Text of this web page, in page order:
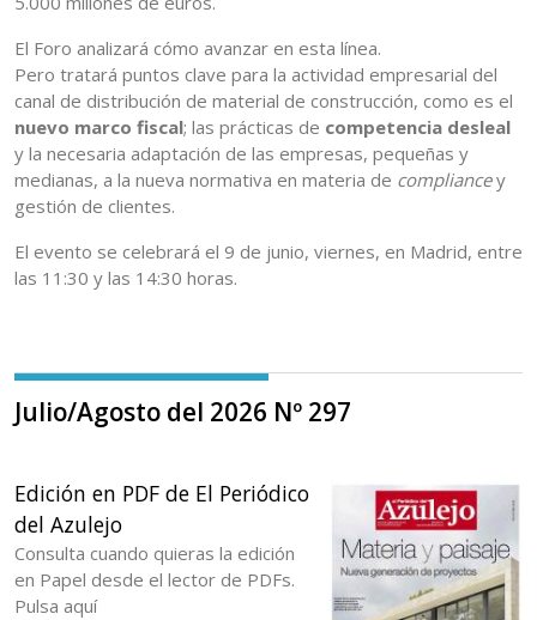
El Foro analizará cómo avanzar en esta línea.
Pero tratará puntos clave para la actividad empresarial del
canal de distribución de material de construcción, como es el
nuevo marco fiscal; las prácticas de competencia desleal
y la necesaria adaptación de las empresas, pequeñas y
medianas, a la nueva normativa en materia de compliancey
gestión de clientes.
El evento se celebrará el 9 de junio, viernes, en Madrid, entre
las 11:30 y las 14:30 horas.
Julio/Agosto del 2026 Nº 297
Edición en PDF de El Periódico
del Azulejo
Consulta cuando quieras la edición
en Papel desde el lector de PDFs.
Pulsa aquí